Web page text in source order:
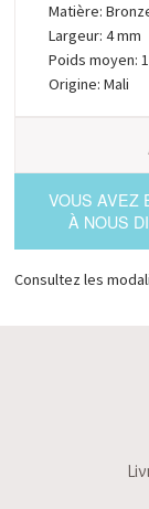
Matière:
Largeur: 4 mm
Poids moyen:
Origine: Mali
VOUS AVEZ
À NOUS
Consultez les